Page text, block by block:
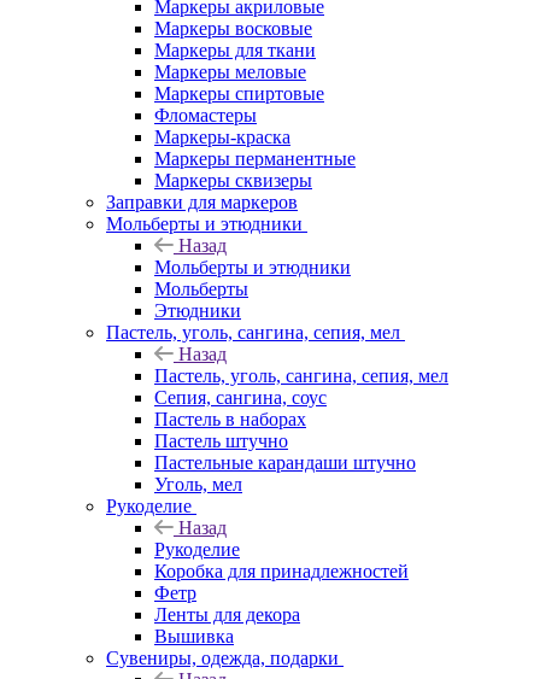
Маркеры акриловые
Маркеры восковые
Маркеры для ткани
Маркеры меловые
Маркеры спиртовые
Фломастеры
Маркеры-краска
Маркеры перманентные
Маркеры сквизеры
Заправки для маркеров
Мольберты и этюдники
Назад
Мольберты и этюдники
Мольберты
Этюдники
Пастель, уголь, сангина, сепия, мел
Назад
Пастель, уголь, сангина, сепия, мел
Сепия, сангина, соус
Пастель в наборах
Пастель штучно
Пастельные карандаши штучно
Уголь, мел
Рукоделие
Назад
Рукоделие
Коробка для принадлежностей
Фетр
Ленты для декора
Вышивка
Сувениры, одежда, подарки